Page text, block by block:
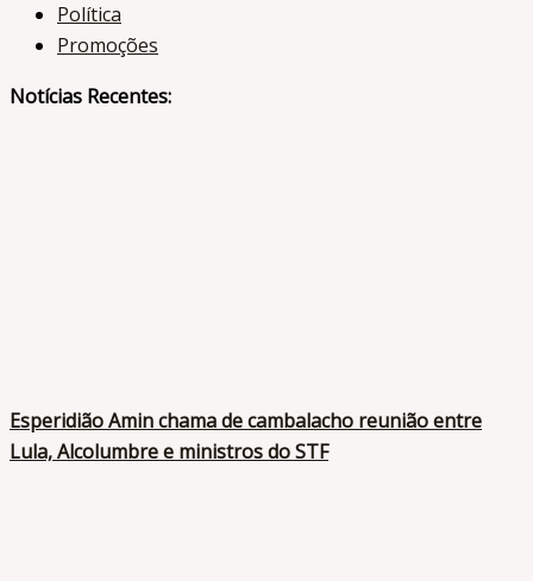
Política
Promoções
Notícias Recentes:
Esperidião Amin chama de cambalacho reunião entre
Lula, Alcolumbre e ministros do STF